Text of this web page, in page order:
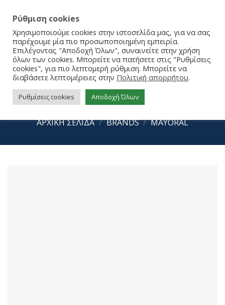
Mayoral Μπαλαρίνες 23-43429-088
ΑΡΧΙΚΉ ΣΕΛΊΔΑ / BRANDS / MAYORAL
Ρύθμιση cookies
Χρησιμοποιούμε cookies στην ιστοσελίδα μας, για να σας
παρέχουμε μία πιο προσωποποιημένη εμπειρία.
Επιλέγοντας "Αποδοχή Όλων", συναινείτε στην χρήση
όλων των cookies. Μπορείτε να πατήσετε στις "Ρυθμίσεις
cookies", για πιο λεπτομερή ρύθμιση. Μπορείτε να
διαβάσετε λεπτομέρειες στην Πολιτική απορρήτου.
Ρυθμίσεις cookies Αποδοχή Όλων